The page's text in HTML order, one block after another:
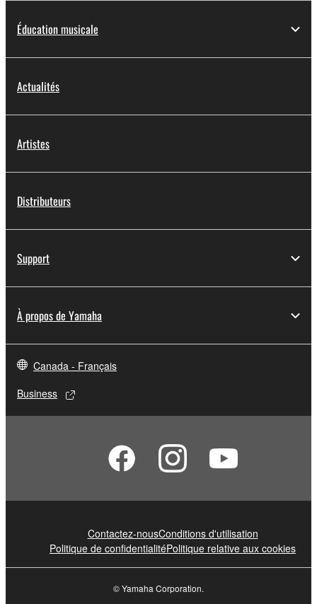
Éducation musicale
Actualités
Artistes
Distributeurs
Support
À propos de Yamaha
Canada - Français
Business
Contactez-nousConditions d'utilisation
Politique de confidentialitéPolitique relative aux cookies
© Yamaha Corporation.